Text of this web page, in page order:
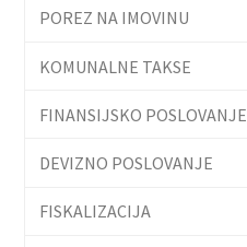
POREZ NA IMOVINU
KOMUNALNE TAKSE
FINANSIJSKO POSLOVANJE
DEVIZNO POSLOVANJE
FISKALIZACIJA